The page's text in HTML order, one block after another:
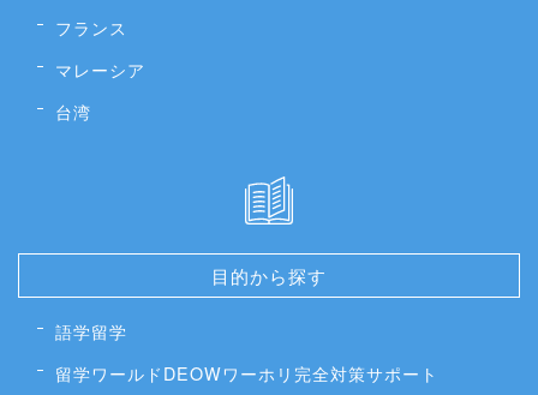
フランス
マレーシア
台湾
目的から探す
語学留学
留学ワールドDEOWワーホリ完全対策サポート